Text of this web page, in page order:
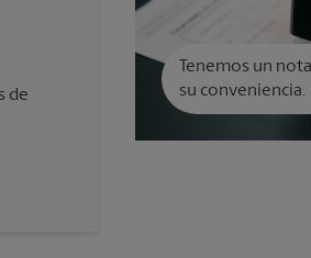
de
Tenemos un
su conveniencia.